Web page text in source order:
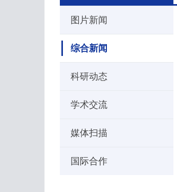
图片新闻
综合新闻
科研动态
学术交流
媒体扫描
国际合作